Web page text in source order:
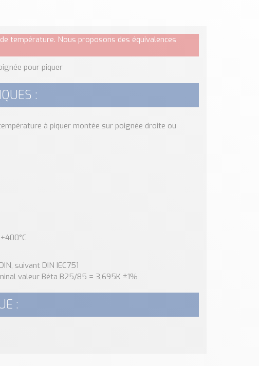
température. Nous proposons des équivalences
pour piquer
:
à piquer montée sur poignée droite ou
suivant DIN IEC751
valeur Béta B25/85 = 3,695K ±1%
: